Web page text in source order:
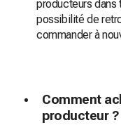
producteurs dans
possibilité de
commander à
Comment
producteur ?